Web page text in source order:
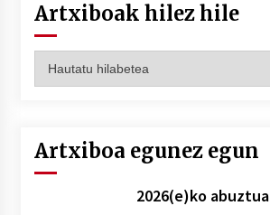
Artxiboak hilez hile
hilez
Artxiboa egunez egun
2026(e)ko abuztua